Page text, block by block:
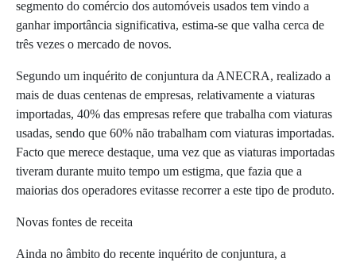
segmento do comércio dos automóveis usados tem vindo a
ganhar importância significativa, estima-se que valha cerca de
três vezes o mercado de novos.
Segundo um inquérito de conjuntura da ANECRA, realizado a
mais de duas centenas de empresas, relativamente a viaturas
importadas, 40% das empresas refere que trabalha com viaturas
usadas, sendo que 60% não trabalham com viaturas importadas.
Facto que merece destaque, uma vez que as viaturas importadas
tiveram durante muito tempo um estigma, que fazia que a
maiorias dos operadores evitasse recorrer a este tipo de produto.
Novas fontes de receita
Ainda no âmbito do recente inquérito de conjuntura, a